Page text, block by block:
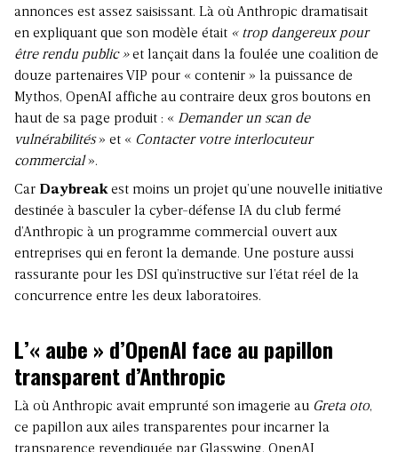
annonces est assez saisissant. Là où Anthropic dramatisait
en expliquant que son modèle était « trop dangereux pour
être rendu public »et lançait dans la foulée une coalition de
douze partenaires VIP pour « contenir » la puissance de
Mythos, OpenAI affiche au contraire deux gros boutons en
haut de sa page produit : « Demander un scan de
vulnérabilités» et « Contacter votre interlocuteur
commercial».
Car Daybreakest moins un projet qu’une nouvelle initiative
destinée à basculer la cyber-défense IA du club fermé
d’Anthropic à un programme commercial ouvert aux
entreprises qui en feront la demande. Une posture aussi
rassurante pour les DSI qu’instructive sur l’état réel de la
concurrence entre les deux laboratoires.
L’« aube » d’OpenAI face au papillon
transparent d’Anthropic
Là où Anthropic avait emprunté son imagerie au Greta oto,
ce papillon aux ailes transparentes pour incarner la